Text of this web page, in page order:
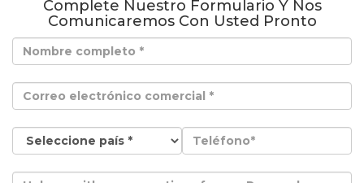
Complete Nuestro Formulario Y Nos
Comunicaremos Con Usted Pronto